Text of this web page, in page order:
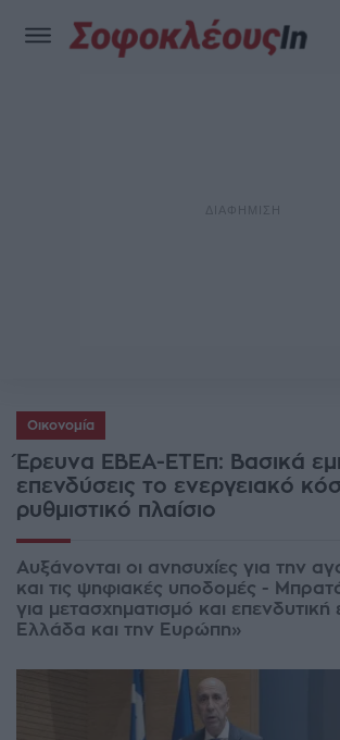
Οικονομία
Έρευνα ΕΒΕΑ-ΕΤΕπ: Βασικά
επενδύσεις το ενεργειακό
ρυθμιστικό πλαίσιο
Αυξάνονται οι ανησυχίες για την
και τις ψηφιακές υποδομές -
για μετασχηματισμό και
Ελλάδα και την Ευρώπη»